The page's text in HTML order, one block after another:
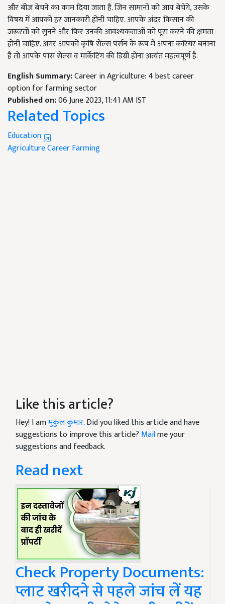
और बीज बेचने का काम दिया जाता है. जिन सामानों को आप बेचेंगे, उसके
विषय में आपको हर जानकारी होनी चाहिए. आपके अंदर किसान की
जरूरतों को सुनने और फिर उनकी आवश्यकताओं को पूरा करने की क्षमता
होनी चाहिए. अगर आपको कृषि सेल्स पर्सन के रूप में अपना करियर बनाना
है तो आपके पास सेल्स व मार्केटिंग की डिग्री होना अत्यंत महत्वपूर्ण है.
English Summary:Career in Agriculture: 4 best career
option for farming sector
Published on:06 June 2023, 11:41 AM IST
Related Topics
Education
AgricultureCareerFarming
Like this article?
Hey! I amमुकुल कुमार. Did you liked this article and have
suggestions to improve this article? Mailme your
suggestions and feedback.
Read next
Check Property Documents:
प्लाट खरीदने से पहले जांच लें यह